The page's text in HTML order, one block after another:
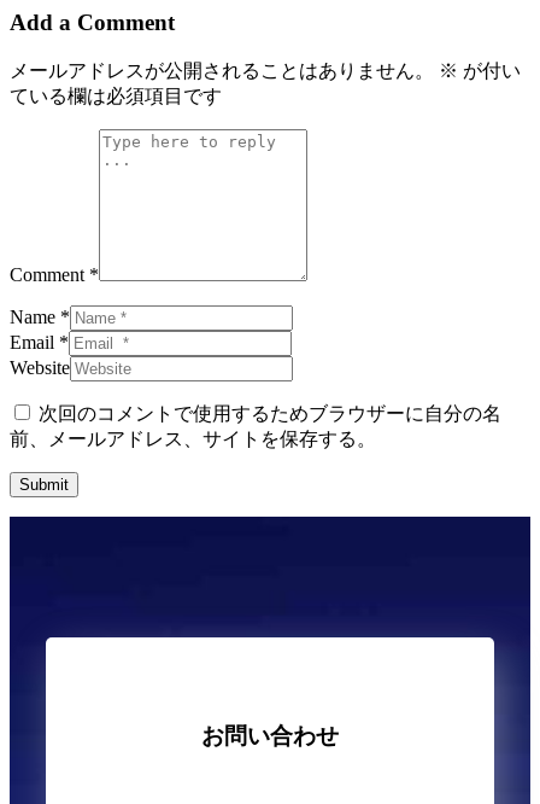
Add a Comment
メールアドレスが公開されることはありません。 ※ が付い
ている欄は必須項目です
Comment *
Name *
Email *
Website
次回のコメントで使用するためブラウザーに自分の名
前、メールアドレス、サイトを保存する。
Submit
お問い合わせ